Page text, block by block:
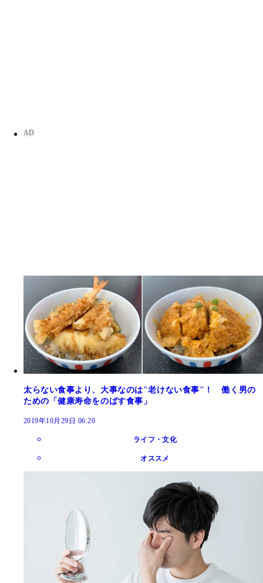
太らない食事より、大事なのは"老けない食事"！ 働く男の
ための「健康寿命をのばす食事」
2019年10月29日 06:20
ライフ・文化
オススメ